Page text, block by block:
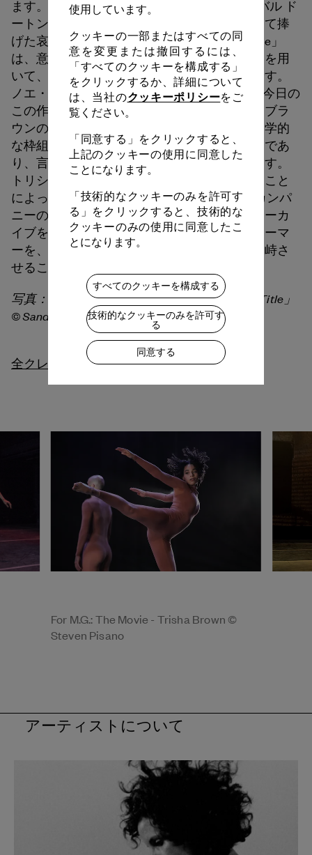
ます。「For MG: The Movie」は、フェスティバル ド
ートンヌの創設者、ミシェル・ギーを記念して捧
げた哀愁あふれる作品であり、「Working Title」
は、意外性のあるアシンメトリーなモチーフを用
いて、重力と身体の関係に立ち向かう作品です。
ノエ・スーリエの「In the Fall」での任務は、今日の
この作品の輝きと共鳴します。彼にとって「ブラ
ウンのような動き」は、モダンダンスの幾何学的
な枠組みより機転を利かせて優位に立つものであ
り、言及の根深い物理的な偏心を必要とします。
トリシャ・ブラウンの作品との対話を始めること
によって、彼はトリシャ・ブラウン ダンスカンパ
ニーのパフォーマーの中に存在する生きるアーカ
イブを体験することを求め、またそのパフォーマ
ーを、振付に関する彼自身の原則の衝動と対峙さ
せることも追い求めました。
写真：トリシャ・ブラウンによる「Working Title」
© Sandy Korzekwa
全クレジット
For M.G.: The Movie - Trisha Brown ©
Steven Pisano
アーティストについて
使用しています。
クッキーの一部またはすべての同
意を変更または撤回するには、
「すべてのクッキーを構成する」
をクリックするか、詳細について
は、当社のクッキーポリシーをご
覧ください。
「同意する」をクリックすると、
上記のクッキーの使用に同意した
ことになります。
「技術的なクッキーのみを許可す
る」をクリックすると、技術的な
クッキーのみの使用に同意したこ
とになります。
すべてのクッキーを構成する
技術的なクッキーのみを許可す
る
同意する